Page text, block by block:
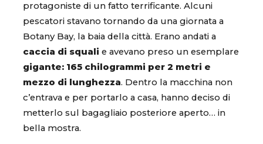
protagoniste di un fatto terrificante. Alcuni
pescatori stavano tornando da una giornata a
Botany Bay, la baia della città. Erano andati a
caccia di squali e avevano preso un esemplare
gigante: 165 chilogrammi per 2 metri e
mezzo di lunghezza. Dentro la macchina non
c’entrava e per portarlo a casa, hanno deciso di
metterlo sul bagagliaio posteriore aperto… in
bella mostra.